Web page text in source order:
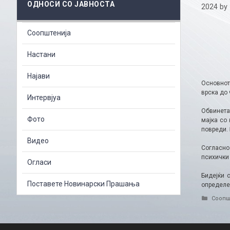
2024 by
врска до
мајка со
повреди.
Бидејќи
ОДНОСИ СО ЈАВНОСТА
Соопштенија
Настани
Најави
Интервјуа
Фото
Видео
Огласи
Поставете Новинарски Прашања